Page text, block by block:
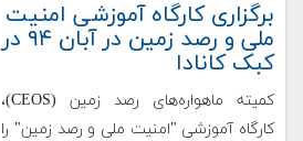
برگزاری کارگاه آموزشی امنیت
ملی و رصد زمین در آبان ۹۴ در
کبک کانادا
کمیته ماهواره‌های رصد زمین (CEOS)،
کارگاه آموزشی "امنیت ملی و رصد زمین" را